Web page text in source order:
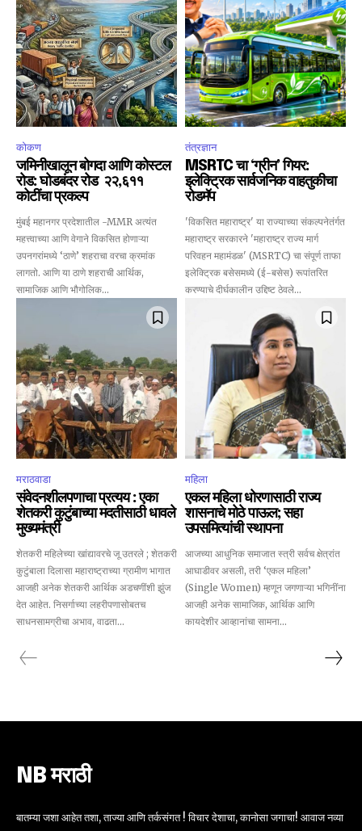
I've read and accept thePrivacy Policy.
6,300
Fans
32,111
Followers
75
Followers
कोकण
जमिनीखालून बोगदा आणि कोस्टल
रोड: घोडबंदर रोड ₹२२,६११
कोटींचा प्रकल्प
मुंबई महानगर प्रदेशातील -MMR अत्यंत
महत्त्वाच्या आणि वेगाने विकसित होणाऱ्या
उपनगरांमध्ये ‘ठाणे’ शहराचा वरचा क्रमांक
लागतो. आणि या ठाणे शहराची आर्थिक,
सामाजिक आणि भौगोलिक...
तंत्रज्ञान
MSRTC चा ‘ग्रीन’ गियर:
इलेक्ट्रिक सार्वजनिक वाहतुकीचा
रोडमॅप
'विकसित महाराष्ट्र' या राज्याच्या संकल्पनेतंर्गत
महाराष्ट्र सरकारने 'महाराष्ट्र राज्य मार्ग
परिवहन महामंडळ' (MSRTC) चा संपूर्ण ताफा
इलेक्ट्रिक बसेसमध्ये (ई-बसेस) रूपांतरित
करण्याचे दीर्घकालीन उद्दिष्ट ठेवले...
मराठवाडा
संवेदनशीलपणाचा प्रत्यय : एका
शेतकरी कुटुंबाच्या मदतीसाठी धावले
मुख्यमंत्री
शेतकरी महिलेच्या खांद्यावरचे जू उतरले ; शेतकरी
कुटुंबाला दिलासा महाराष्ट्राच्या ग्रामीण भागात
आजही अनेक शेतकरी आर्थिक अडचणींशी झुंज
देत आहेत. निसर्गाच्या लहरीपणासोबतच
साधनसामग्रीचा अभाव, वाढता...
महिला
एकल महिला धोरणासाठी राज्य
शासनाचे मोठे पाऊल; सहा
उपसमित्यांची स्थापना
आजच्या आधुनिक समाजात स्त्री सर्वच क्षेत्रांत
आघाडीवर असली, तरी ‘एकल महिला’
(Single Women) म्हणून जगणाऱ्या भगिनींना
आजही अनेक सामाजिक, आर्थिक आणि
कायदेशीर आव्हानांचा सामना...
NB मराठी
बातम्या जशा आहेत तशा, ताज्या आणि तर्कसंगत ! विचार देशाचा, कानोसा जगाचा! आवाज नव्या